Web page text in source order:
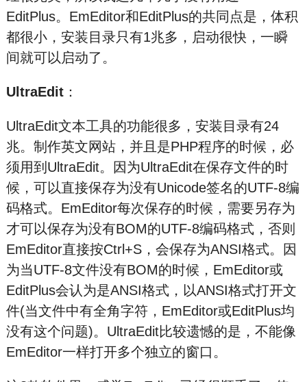
EditPlus。EmEditor和EditPlus的共同点是，体积
都很小，安装目录只有1兆多，启动很快，一瞬
间就可以启动了。
UltraEdit：
UltraEdit文本工具的功能很多，安装目录有24
兆。制作英文网站，并且是PHP程序的时候，必
须用到UltraEdit。因为UltraEdit在保存文件的时
候，可以直接保存为没有Unicode签名的UTF-8编
码格式。EmEditor每次保存的时候，需要另存为
才可以保存为没有BOM的UTF-8编码格式，否则
EmEditor直接按Ctrl+S，会保存为ANSI格式。因
为当UTF-8文件没有BOM的时候，EmEditor或
EditPlus会认为是ANSI格式，以ANSI格式打开文
件(当文件中有全角字符，EmEditor或EditPlus均
没有这个问题)。UltraEdit比较遗憾的是，不能像
EmEditor一样打开多个独立的窗口。